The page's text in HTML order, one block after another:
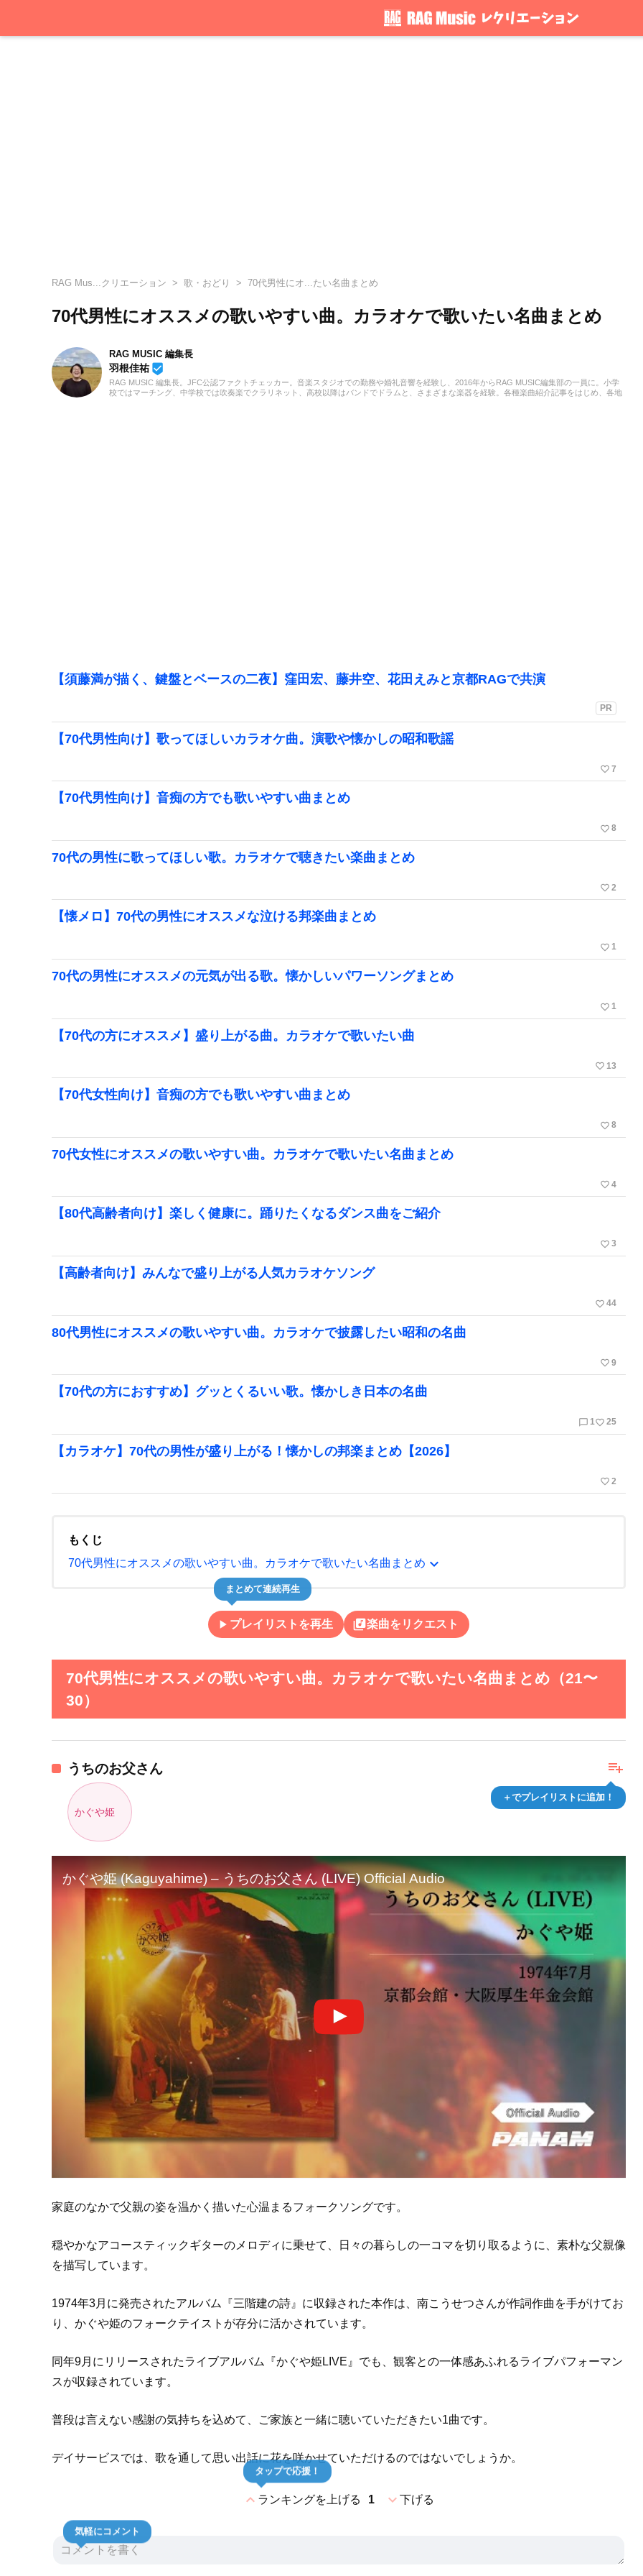
RAG Mus...クリエーション 歌・おどり 70代男性にオ...たい名曲まとめ
70代男性にオススメの歌いやすい曲。カラオケで歌いたい名曲まとめ
RAG MUSIC 編集長
羽根佳祐 beenhere
RAG MUSIC 編集長。JFC公認ファクトチェッカー。音楽スタジオでの勤務や婚礼音響を経験し、2016年からRAG MUSIC編集部の一員に。小学
校ではマーチング、中学校では吹奏楽でクラリネット、高校以降はバンドでドラムと、さまざまな楽器を経験。各種楽曲紹介記事をはじめ、各地
【須藤満が描く、鍵盤とベースの二夜】窪田宏、藤井空、花田えみと京都RAGで共演
PR
【70代男性向け】歌ってほしいカラオケ曲。演歌や懐かしの昭和歌謡
favorite_border 7
【70代男性向け】音痴の方でも歌いやすい曲まとめ
favorite_border 8
70代の男性に歌ってほしい歌。カラオケで聴きたい楽曲まとめ
favorite_border 2
【懐メロ】70代の男性にオススメな泣ける邦楽曲まとめ
favorite_border 1
70代の男性にオススメの元気が出る歌。懐かしいパワーソングまとめ
favorite_border 1
【70代の方にオススメ】盛り上がる曲。カラオケで歌いたい曲
favorite_border 13
【70代女性向け】音痴の方でも歌いやすい曲まとめ
favorite_border 8
70代女性にオススメの歌いやすい曲。カラオケで歌いたい名曲まとめ
favorite_border 4
【80代高齢者向け】楽しく健康に。踊りたくなるダンス曲をご紹介
favorite_border 3
【高齢者向け】みんなで盛り上がる人気カラオケソング
favorite_border 44
80代男性にオススメの歌いやすい曲。カラオケで披露したい昭和の名曲
favorite_border 9
【70代の方におすすめ】グッとくるいい歌。懐かしき日本の名曲
chat_bubble_outline 1 favorite_border 25
【カラオケ】70代の男性が盛り上がる！懐かしの邦楽まとめ【2026】
favorite_border 2
もくじ
70代男性にオススメの歌いやすい曲。カラオケで歌いたい名曲まとめ expand_more
play_arrow プレイリストを再生
まとめて連続再生
library_music楽曲をリクエスト
70代男性にオススメの歌いやすい曲。カラオケで歌いたい名曲まとめ（21〜
30）
playlist_add
＋でプレイリストに追加！
うちのお父さん
かぐや姫
かぐや姫 (Kaguyahime) – うちのお父さん (LIVE) Official Audio
家庭のなかで父親の姿を温かく描いた心温まるフォークソングです。
穏やかなアコースティックギターのメロディに乗せて、日々の暮らしの一コマを切り取るように、素朴な父親像
を描写しています。
1974年3月に発売されたアルバム『三階建の詩』に収録された本作は、南こうせつさんが作詞作曲を手がけてお
り、かぐや姫のフォークテイストが存分に活かされています。
同年9月にリリースされたライブアルバム『かぐや姫LIVE』でも、観客との一体感あふれるライブパフォーマン
スが収録されています。
普段は言えない感謝の気持ちを込めて、ご家族と一緒に聴いていただきたい1曲です。
デイサービスでは、歌を通して思い出話に花を咲かせていただけるのではないでしょうか。
expand_lessランキングを上げる 1
タップで応援！
expand_more下げる
気軽にコメント